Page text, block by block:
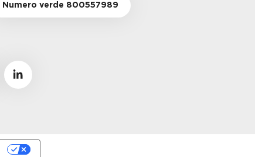
Numero verde 800557989